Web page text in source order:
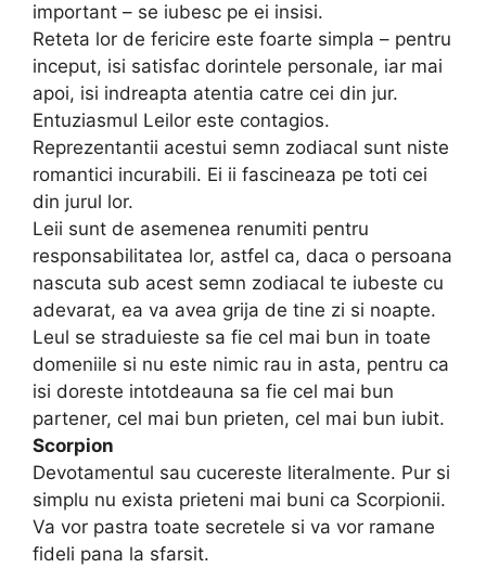
important – se iubesc pe ei insisi.
Reteta lor de fericire este foarte simpla – pentru
inceput, isi satisfac dorintele personale, iar mai
apoi, isi indreapta atentia catre cei din jur.
Entuziasmul Leilor este contagios.
Reprezentantii acestui semn zodiacal sunt niste
romantici incurabili. Ei ii fascineaza pe toti cei
din jurul lor.
Leii sunt de asemenea renumiti pentru
responsabilitatea lor, astfel ca, daca o persoana
nascuta sub acest semn zodiacal te iubeste cu
adevarat, ea va avea grija de tine zi si noapte.
Leul se straduieste sa fie cel mai bun in toate
domeniile si nu este nimic rau in asta, pentru ca
isi doreste intotdeauna sa fie cel mai bun
partener, cel mai bun prieten, cel mai bun iubit.
Scorpion
Devotamentul sau cucereste literalmente. Pur si
simplu nu exista prieteni mai buni ca Scorpionii.
Va vor pastra toate secretele si va vor ramane
fideli pana la sfarsit.